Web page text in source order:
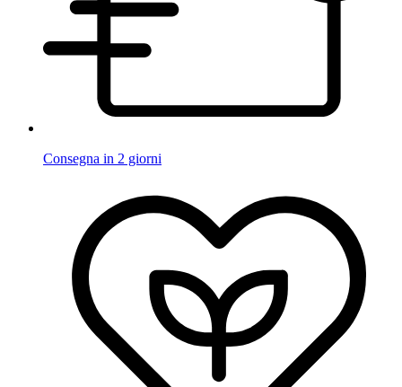
Consegna in 2 giorni